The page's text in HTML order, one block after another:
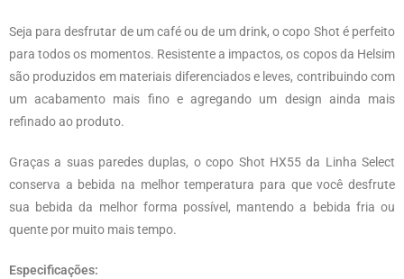
Seja para desfrutar de um café ou de um drink, o copo Shot é perfeito
para todos os momentos. Resistente a impactos, os copos da Helsim
são produzidos em materiais diferenciados e leves, contribuindo com
um acabamento mais fino e agregando um design ainda mais
refinado ao produto.
Graças a suas paredes duplas, o copo Shot HX55 da Linha Select
conserva a bebida na melhor temperatura para que você desfrute
sua bebida da melhor forma possível, mantendo a bebida fria ou
quente por muito mais tempo.
Especificações: